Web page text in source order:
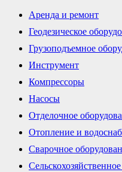
Аренда и ремонт
Геодезическое
Грузоподъемное
Инструмент
Компрессоры
Насосы
Отделочное
Отопление и
Сварочное